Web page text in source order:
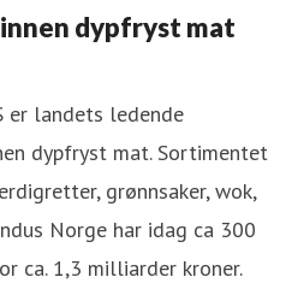
dypfryst mat
er landets ledende
dypfryst mat. Sortimentet
grønnsaker, wok,
Norge har idag ca 300
ca. 1,3 milliarder kroner.